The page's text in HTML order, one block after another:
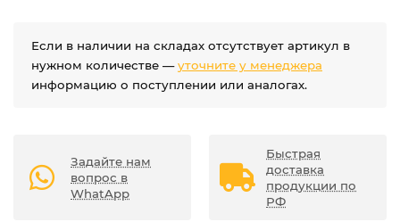
Если в наличии на складах отсутствует артикул в
нужном количестве —уточните у менеджера
информацию о поступлении или аналогах.
Задайте нам
вопрос в
WhatApp
Быстрая
доставка
продукции по
РФ